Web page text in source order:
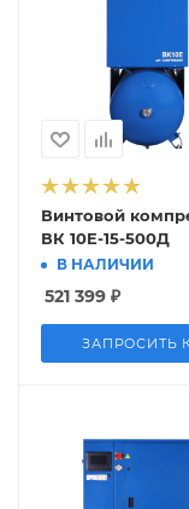
Винтовой
ВК 10E-15-500Д
В НАЛИЧИИ
521 399 ₽
ЗАПРОСИТЬ